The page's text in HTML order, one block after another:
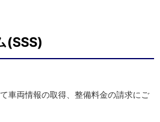
(SSS)
車両情報の取得、整備料金の請求にご